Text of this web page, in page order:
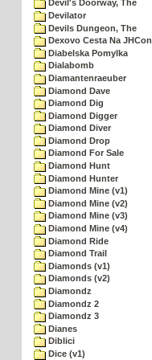
Devil's Doorway, The
Devilator
Devils Dungeon, The
Dexovo Cesta Na JHCon
Diabelska Pomylka
Dialabomb
Diamantenraeuber
Diamond Dave
Diamond Dig
Diamond Digger
Diamond Diver
Diamond Drop
Diamond For Sale
Diamond Hunt
Diamond Hunter
Diamond Mine (v1)
Diamond Mine (v2)
Diamond Mine (v3)
Diamond Mine (v4)
Diamond Ride
Diamond Trail
Diamonds (v1)
Diamonds (v2)
Diamondz
Diamondz 2
Diamondz 3
Dianes
Diblici
Dice (v1)